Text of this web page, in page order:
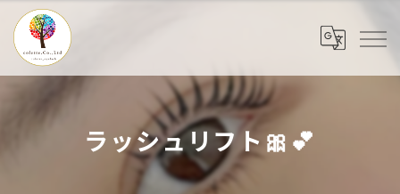
ラッシュリフト🎀💕